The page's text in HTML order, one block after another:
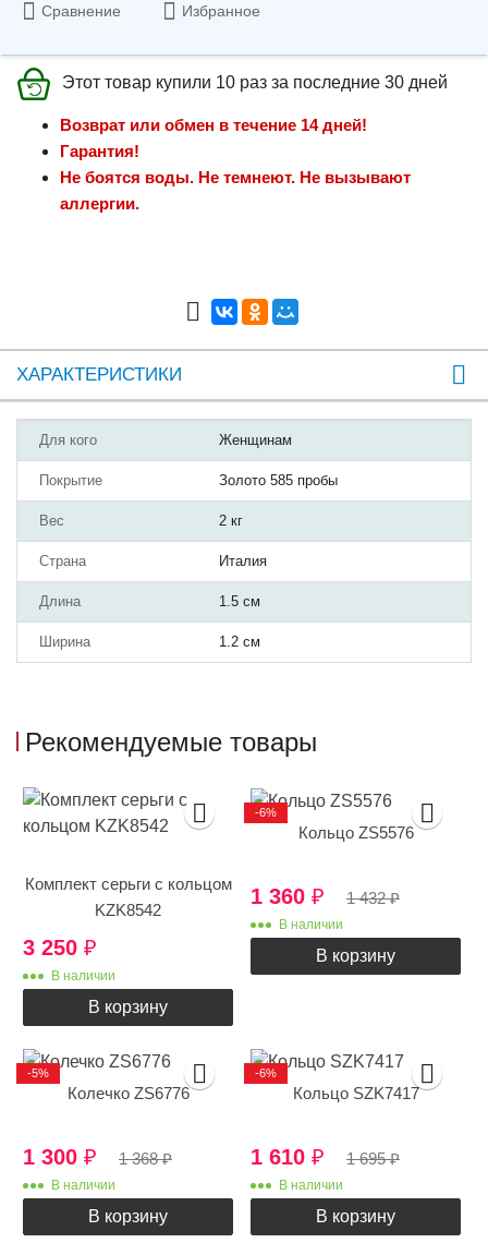
Сравнение Избранное
Этот товар купили 10 раз за последние 30 дней
Возврат или обмен в течение 14 дней!
Гарантия!
Не боятся воды. Не темнеют. Не вызывают
аллергии.
ХАРАКТЕРИСТИКИ
Для кого Женщинам
Покрытие Золото 585 пробы
Вес 2 кг
Страна Италия
Длина 1.5 см
Ширина 1.2 см
Рекомендуемые товары
Комплект серьги с кольцом
KZK8542
3 250 ₽
В наличии
В корзину
Кольцо ZS5576
1 360 ₽ 1 432₽
В наличии
В корзину
-6%
Колечко ZS6776
1 300 ₽ 1 368₽
В наличии
В корзину
-5%
Кольцо SZK7417
1 610 ₽ 1 695₽
В наличии
В корзину
-6%